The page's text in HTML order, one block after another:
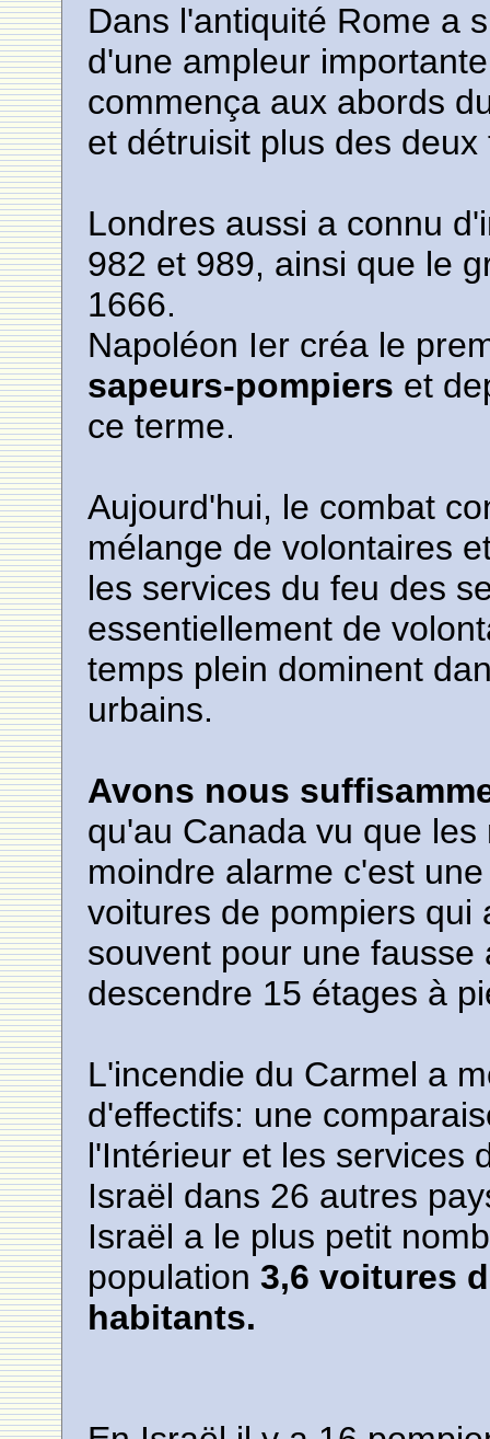
Dans l'antiquité Rome a
d'une ampleur
commença aux abords
et détruisit plus des
Londres aussi a connu
982 et 989, ainsi que le
1666.
Napoléon Ier créa le
sapeurs-pompiers et
ce terme.
Aujourd'hui, le combat
mélange de volontaires
les services du feu des
essentiellement de
temps plein dominent
urbains.
Avons nous
qu'au Canada vu que
moindre alarme c'est
voitures de pompiers qui
souvent pour une
descendre 15 étages à
L'incendie du Carmel a
d'effectifs: une
l'Intérieur et les services
Israël dans 26 autres
Israël a le plus petit
population3,6 voitures
habitants.